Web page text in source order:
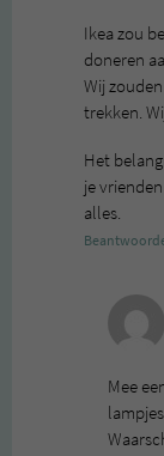
Ikea zou
doneren
Wij
trekken.
Het
je
alles.
Mee